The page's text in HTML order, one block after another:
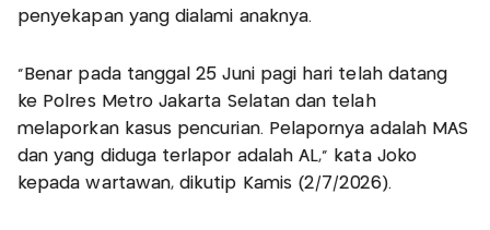
penyekapan yang dialami anaknya.
"Benar pada tanggal 25 Juni pagi hari telah datang
ke Polres Metro Jakarta Selatan dan telah
melaporkan kasus pencurian. Pelapornya adalah MAS
dan yang diduga terlapor adalah AL," kata Joko
kepada wartawan, dikutip Kamis (2/7/2026).